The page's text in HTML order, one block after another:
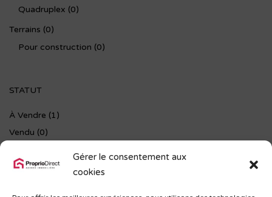
Gérer le consentement aux
cookies
Quadruplex (0)
Terrains (0)
Pour construction (0)
STATUT
À Vendre (1)
Vendu (0)
Location(0)